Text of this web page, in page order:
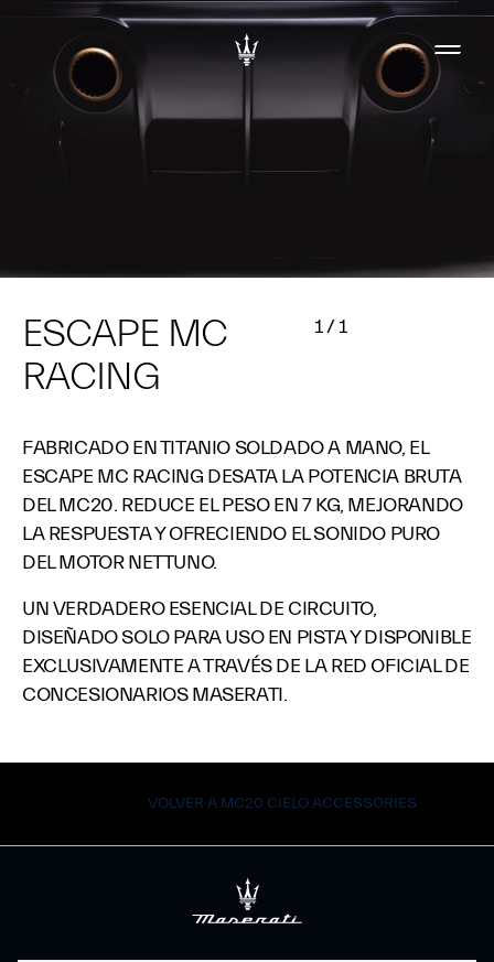
ESCAPE MC
RACING
1/1
FABRICADO EN TITANIO SOLDADO A MANO, EL
ESCAPE MC RACING DESATA LA POTENCIA BRUTA
DEL MC20. REDUCE EL PESO EN 7 KG, MEJORANDO
LA RESPUESTA Y OFRECIENDO EL SONIDO PURO
DEL MOTOR NETTUNO.
UN VERDADERO ESENCIAL DE CIRCUITO,
DISEÑADO SOLO PARA USO EN PISTA Y DISPONIBLE
EXCLUSIVAMENTE A TRAVÉS DE LA RED OFICIAL DE
CONCESIONARIOS MASERATI.
VOLVER A MC20 CIELO ACCESSORIES